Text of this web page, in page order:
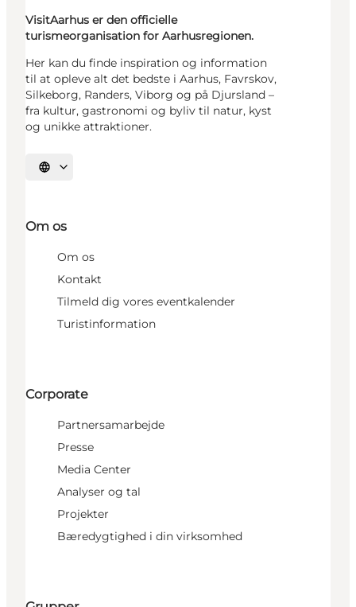
VisitAarhus er den officielle
turismeorganisation for Aarhusregionen.
Her kan du finde inspiration og information
til at opleve alt det bedste i Aarhus, Favrskov,
Silkeborg, Randers, Viborg og på Djursland –
fra kultur, gastronomi og byliv til natur, kyst
og unikke attraktioner.
Vælg sprog
Om os
Om os
Kontakt
Tilmeld dig vores eventkalender
Turistinformation
Corporate
Partnersamarbejde
Presse
Media Center
Analyser og tal
Projekter
Bæredygtighed i din virksomhed